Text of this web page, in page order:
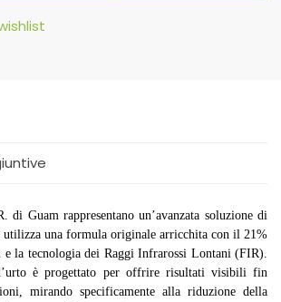
di Guam rappresentano un’avanzata soluzione di
utilizza una formula originale arricchita con il 21%
la tecnologia dei Raggi Infrarossi Lontani (FIR).
è progettato per offrire risultati visibili fin
mirando specificamente alla riduzione della